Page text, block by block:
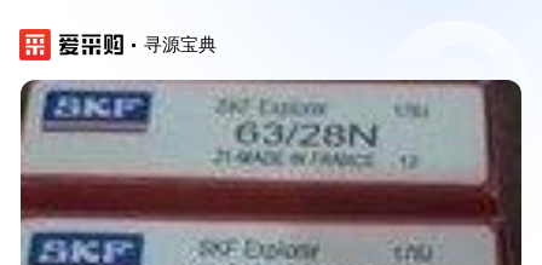
寻源宝典